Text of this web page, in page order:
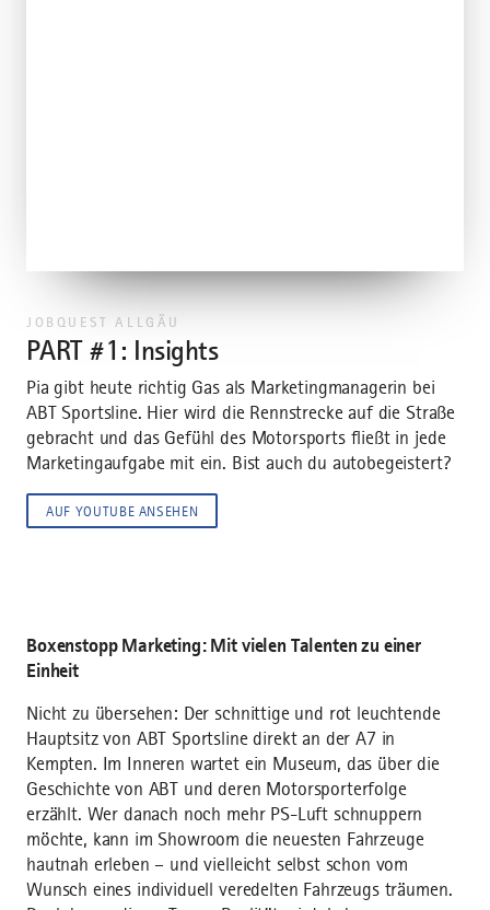
JOBQUEST ALLGÄU
PART #1: Insights
Pia gibt heute richtig Gas als Marketingmanagerin bei
ABT Sportsline. Hier wird die Rennstrecke auf die Straße
gebracht und das Gefühl des Motorsports fließt in jede
Marketingaufgabe mit ein. Bist auch du autobegeistert?
AUF YOUTUBE ANSEHEN
Boxenstopp Marketing: Mit vielen Talenten zu einer
Einheit
Nicht zu übersehen: Der schnittige und rot leuchtende
Hauptsitz von ABT Sportsline direkt an der A7 in
Kempten. Im Inneren wartet ein Museum, das über die
Geschichte von ABT und deren Motorsporterfolge
erzählt. Wer danach noch mehr PS-Luft schnuppern
möchte, kann im Showroom die neuesten Fahrzeuge
hautnah erleben – und vielleicht selbst schon vom
Wunsch eines individuell veredelten Fahrzeugs träumen.